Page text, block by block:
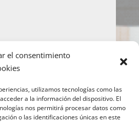
el consentimiento
utilizamos tecnologías como las
a la información del dispositivo. El
nos permitirá procesar datos como
o las identificaciones únicas en este
Enviar